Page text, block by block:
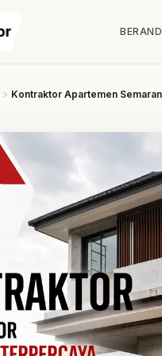
chevron_right Kontraktor Apartemen